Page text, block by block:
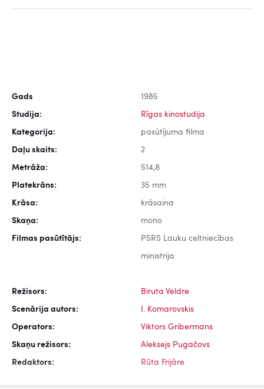
Gads 1985
Studija: Rīgas kinostudija
Kategorija: pasūtījuma filma
Daļu skaits: 2
Metrāža: 514,8
Platekrāns: 35 mm
Krāsa: krāsaina
Skaņa: mono
Filmas pasūtītājs: PSRS Lauku celtniecības
ministrija
Režisors: Biruta Veldre
Scenārija autors: I. Komarovskis
Operators: Viktors Gribermans
Skaņu režisors: Aleksejs Pugačovs
Redaktors: Rūta Frijāre